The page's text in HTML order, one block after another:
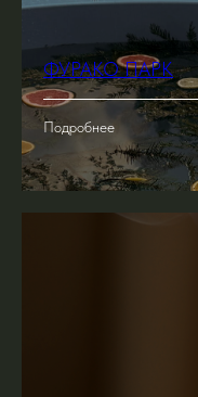
ФУРАКО ПАРК
Подробнее